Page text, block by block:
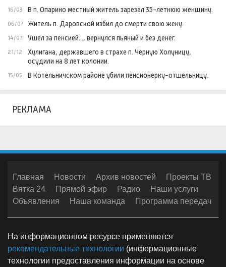
16/03 В п. Опарино местный житель зарезал 35-летнюю женщину.
06/07 Житель п. Даровской избил до смерти свою жену.
14/07 Ушел за пенсией..., вернулся пьяный и без денег.
21/12
Хулигана, державшего в страхе п. Черную Холуницу,
осудили на 8 лет колонии.
15/05 В Котельничском районе убили пенсионерку-отшельницу.
РЕКЛАМА
Главная Новости Архив новостей
Проекты ТВ
Вятка 24
Прямой эфир Радио
Наши услуги
Объявления
Наша команда Программа передач
На информационном ресурсе применяются
рекомендательные технологии (информационные
технологии предоставления информации на основе